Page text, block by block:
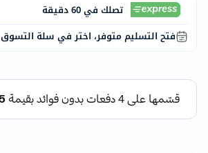
تصلك في 60 دقيقة
فتح التسليم متوفر، اختر في سلة التسوق